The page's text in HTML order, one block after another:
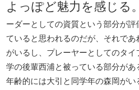
よっぽど魅力を感じる。
ーダーとしての資質という部分が評
ていると思われるのだが、それで
がいるし、プレーヤーとしてのタ
学の後輩西浦と被っている部分があ
年齢的には大引と同学年の森岡がい